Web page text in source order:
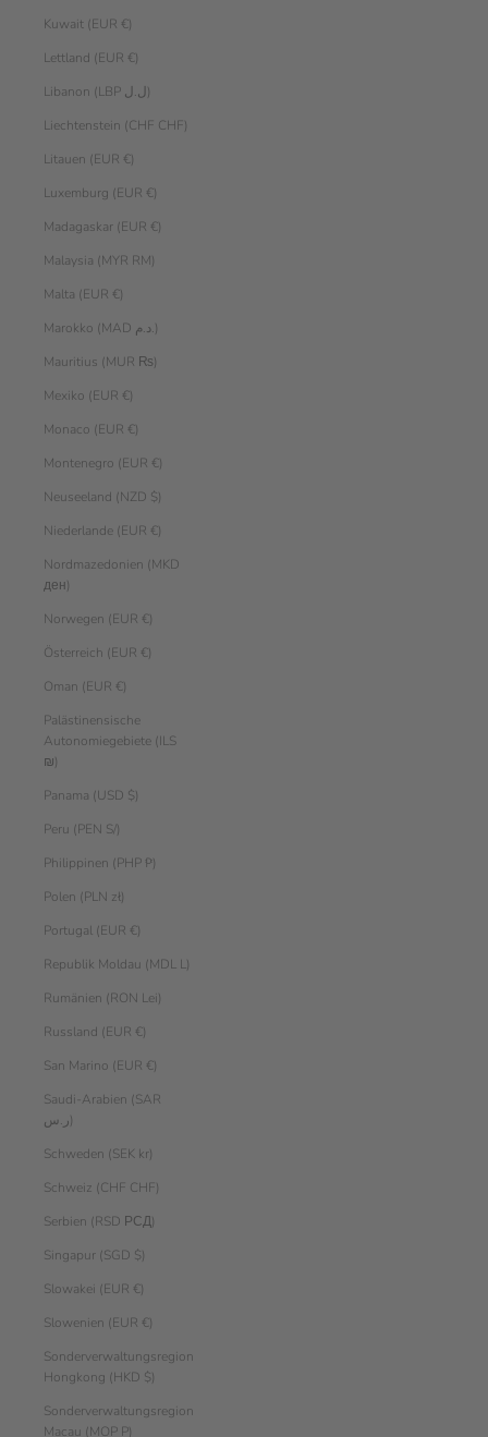
Kuwait (EUR €)
Lettland (EUR €)
Libanon (LBP ل.ل)
Liechtenstein (CHF CHF)
Litauen (EUR €)
Luxemburg (EUR €)
Madagaskar (EUR €)
Malaysia (MYR RM)
Malta (EUR €)
Marokko (MAD د.م.)
Mauritius (MUR ₨)
Mexiko (EUR €)
Monaco (EUR €)
Montenegro (EUR €)
Neuseeland (NZD $)
Niederlande (EUR €)
Nordmazedonien (MKD
ден)
Norwegen (EUR €)
Österreich (EUR €)
Oman (EUR €)
Palästinensische
Autonomiegebiete (ILS
₪)
Panama (USD $)
Peru (PEN S/)
Philippinen (PHP ₱)
Polen (PLN zł)
Portugal (EUR €)
Republik Moldau (MDL L)
Rumänien (RON Lei)
Russland (EUR €)
San Marino (EUR €)
Saudi-Arabien (SAR
ر.س)
Schweden (SEK kr)
Schweiz (CHF CHF)
Serbien (RSD РСД)
Singapur (SGD $)
Slowakei (EUR €)
Slowenien (EUR €)
Sonderverwaltungsregion
Hongkong (HKD $)
Sonderverwaltungsregion
Macau (MOP P)